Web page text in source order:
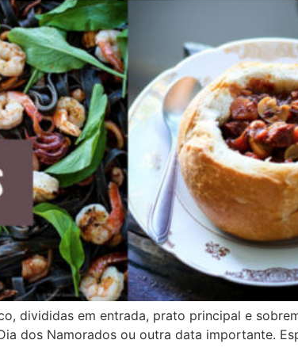
divididas em entrada, prato principal e
dos Namorados ou outra data importante.